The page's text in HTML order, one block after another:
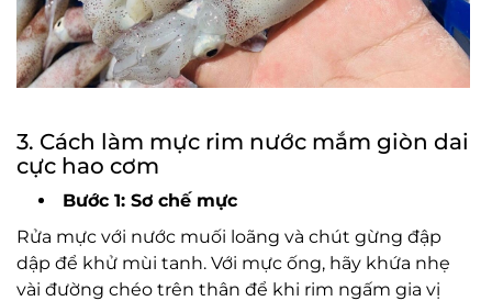
3. Cách làm mực rim nước mắm giòn dai
cực hao cơm
Bước 1: Sơ chế mực
Rửa mực với nước muối loãng và chút gừng đập
dập để khử mùi tanh. Với mực ống, hãy khứa nhẹ
vài đường chéo trên thân để khi rim ngấm gia vị